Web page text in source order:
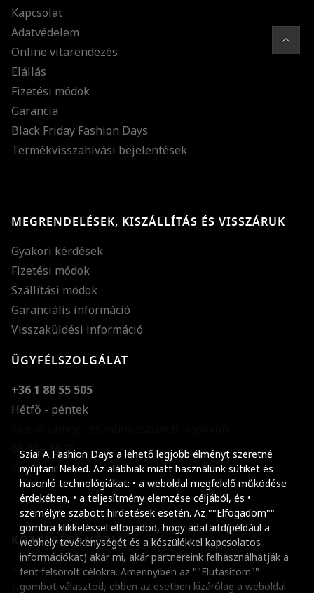
Szia! A Fashion Days a lehető legjobb élményt szeretné
nyújtani Neked. Az alábbiak miatt használunk sütiket és
hasonló technológiákat: • a weboldal megfelelő működése
érdekében, • a teljesítmény elemzése céljából, és •
személyre szabott hirdetések esetén. Az ""Elfogadom""
gombra klikkeléssel elfogadod, hogy adataitd(például a
webhely tevékenységét és a készülékkel kapcsolatos
információkat) akár mi, akár partnereink felhasználhatják a
fent felsorolt célokra. Amennyiben az ""Elutasítom""
gombot választod, ebben az esetben kizárólag a weboldal
Kapcsolat
Adatvédelem
Online vitarendezés
Elállás
Fizetési módok
Garancia
Black Friday Fashion Days
Termékvisszahívási bejelentések
MEGRENDELÉSEK, KISZÁLLÍTÁS ÉS VISSZÁRUK
Gyakori kérdések
Fizetési módok
Szállítási módok
Garanciális információ
Visszaküldési információ
ÜGYFÉLSZOLGÁLAT
+36 1 88 55 505
Hétfő - péntek
08:00 - 16:30
E-mail küldése
KÖZÖSSÉGI MÉDIA
Facebook
Instagram
Szöveg méretének
Szóköz növelése
Szóköz csökkentése
Sortávolság
Sortávolság